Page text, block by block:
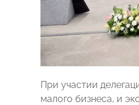
При участии
малого бизнеса, и